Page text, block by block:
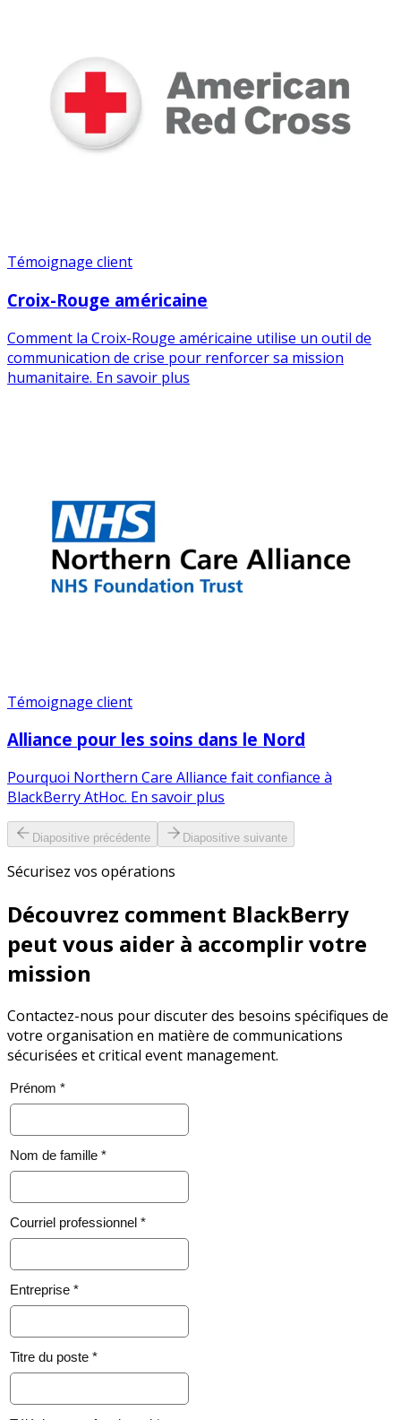
Témoignage client
Croix-Rouge américaine
Comment la Croix-Rouge américaine utilise un outil de
communication de crise pour renforcer sa mission
humanitaire. En savoir plus
Témoignage client
Alliance pour les soins dans le Nord
Pourquoi Northern Care Alliance fait confiance à
BlackBerry AtHoc. En savoir plus
Diapositive précédente Diapositive suivante
Sécurisez vos opérations
Découvrez comment BlackBerry
peut vous aider à accomplir votre
mission
Contactez-nous pour discuter des besoins spécifiques de
votre organisation en matière de communications
sécurisées et critical event management.